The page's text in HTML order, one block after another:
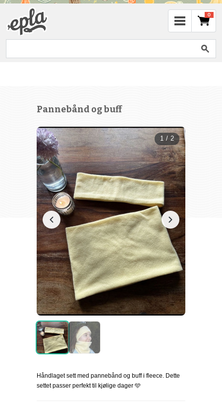
0
Pannebånd og buff
1 / 2
Håndlaget sett med pannebånd og buff i fleece. Dette
settet passer perfekt til kjølige dager 🩵